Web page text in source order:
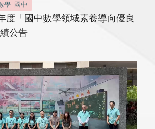
學_國中
度「國中數學領域素養導向優良
公告